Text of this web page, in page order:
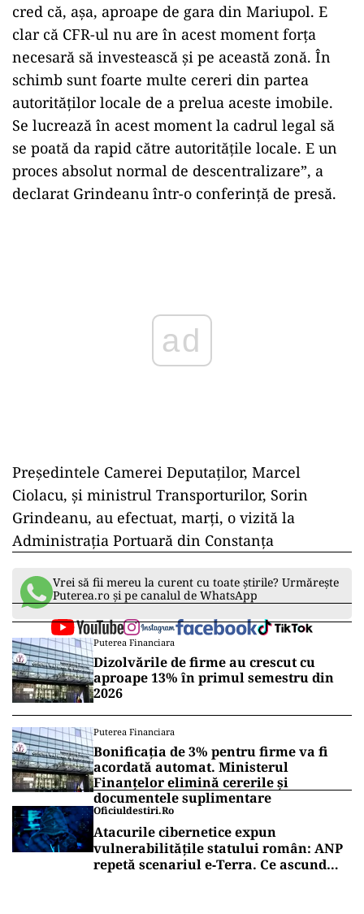
cred că, aşa, aproape de gara din Mariupol. E
clar că CFR-ul nu are în acest moment forţa
necesară să investească şi pe această zonă. În
schimb sunt foarte multe cereri din partea
autorităţilor locale de a prelua aceste imobile.
Se lucrează în acest moment la cadrul legal să
se poată da rapid către autorităţile locale. E un
proces absolut normal de descentralizare”, a
declarat Grindeanu într-o conferinţă de presă.
ad
Preşedintele Camerei Deputaţilor, Marcel
Ciolacu, şi ministrul Transporturilor, Sorin
Grindeanu, au efectuat, marţi, o vizită la
Administraţia Portuară din Constanţa
Vrei să fii mereu la curent cu toate știrile? Urmărește
Puterea.ro și pe canalul de WhatsApp
Puterea Financiara
Dizolvările de firme au crescut cu
aproape 13% în primul semestru din
2026
Puterea Financiara
Bonificația de 3% pentru firme va fi
acordată automat. Ministerul
Finanțelor elimină cererile și
documentele suplimentare
Oficiuldestiri.ro
Atacurile cibernetice expun
vulnerabilitățile statului român: ANP
repetă scenariul e‑Terra. Ce ascund